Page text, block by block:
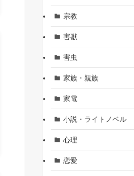
宗教
害獣
害虫
家族・親族
家電
小説・ライトノベル
心理
恋愛